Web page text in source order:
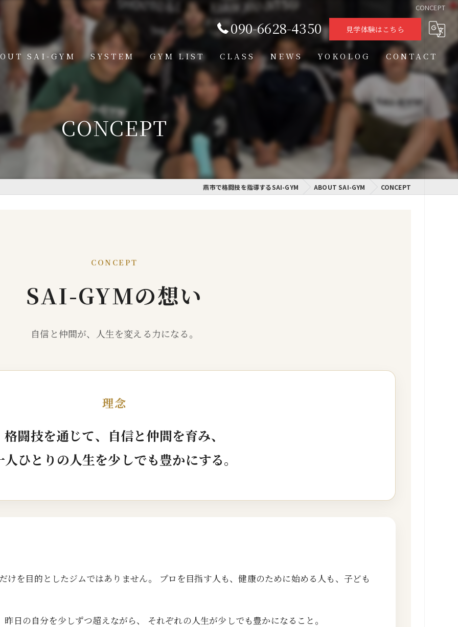
CONCEPT
090-6628-4350 見学体験はこちら
SAI-GYM SYSTEM GYM LIST
燕道場
見附道場
CLASS
タイムテーブル
スケジュール
格闘技クラス
学習クラス
通信制高校学習センター
NEWS YOKOLOG CONTACT
CONCEPT
燕市で格闘技を指導するSAI-GYM ABOUT SAI-GYM CONCEPT
CONCEPT
SAI-GYMの想い
自信と仲間が、人生を変える力になる。
理念
格闘技を通じて、自信と仲間を育み、
人ひとりの人生を少しでも豊かにする。
けを目的としたジムではありません。 プロを目指す人も、健康のために始める人も、子ども
日の自分を少しずつ超えながら、 それぞれの人生が少しでも豊かになること。